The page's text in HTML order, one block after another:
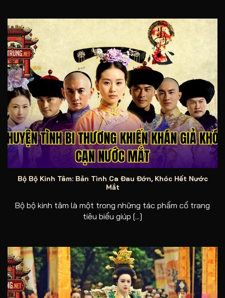
Chuyện tình bi thương khiến khán giả khóc cạn nước mắt
Bộ Bộ Kinh Tâm: Bản Tình Ca Đau Đớn, Khóc Hết Nước
Mắt
Bộ bộ kinh tâm là một trong những tác phẩm cổ trang
tiêu biểu giúp [...]